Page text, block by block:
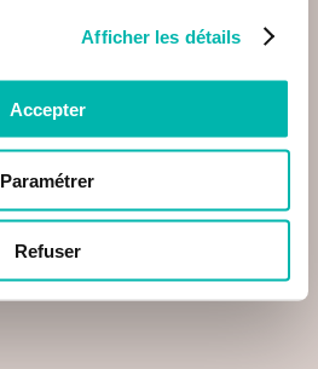
Afficher les détails
Accepter
Paramétrer
Refuser